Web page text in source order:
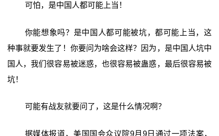
可怕，是中国人都可能上当！
你能想象吗？是中国人都可能被坑，都可能上当，这
种事就要发生了！你要问为啥会这样？因为，是中国人坑中
国人，我们很容易被迷惑，也很容易被蛊惑，最后很容易被
坑！
可能有战友就要问了，这是什么情况啊？
据媒体报道，美国国会众议院9月9日通过一项法案，